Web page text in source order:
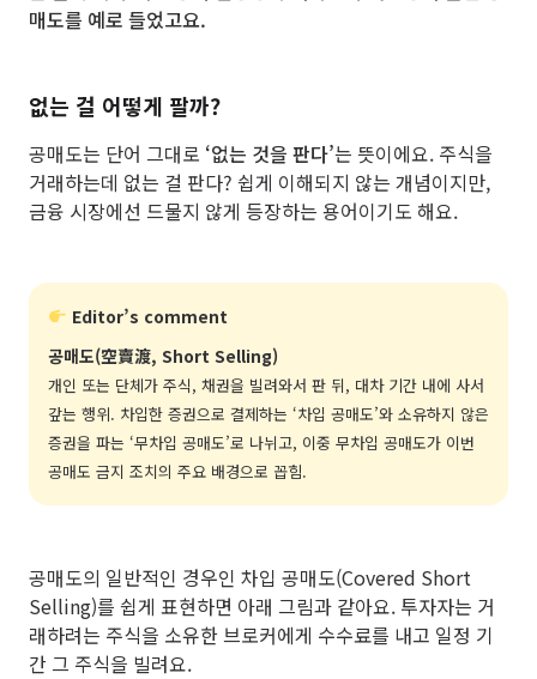
매도를 예로 들었고요.
없는 걸 어떻게 팔까?
공매도는 단어 그대로 ‘없는 것을 판다’는 뜻이에요. 주식을
거래하는데 없는 걸 판다? 쉽게 이해되지 않는 개념이지만,
금융 시장에선 드물지 않게 등장하는 용어이기도 해요.
Editor’s comment
공매도(空賣渡, Short Selling)
개인 또는 단체가 주식, 채권을 빌려와서 판 뒤, 대차 기간 내에 사서
갚는 행위. 차입한 증권으로 결제하는 ‘차입 공매도’와 소유하지 않은
증권을 파는 ‘무차입 공매도’로 나뉘고, 이중 무차입 공매도가 이번
공매도 금지 조치의 주요 배경으로 꼽힘.
공매도의 일반적인 경우인 차입 공매도(Covered Short
Selling)를 쉽게 표현하면 아래 그림과 같아요. 투자자는 거
래하려는 주식을 소유한 브로커에게 수수료를 내고 일정 기
간 그 주식을 빌려요.